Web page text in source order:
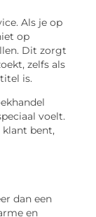
Als je op
op
Dit zorgt
zelfs als
is.
voelt.
klant bent,
dan een
en